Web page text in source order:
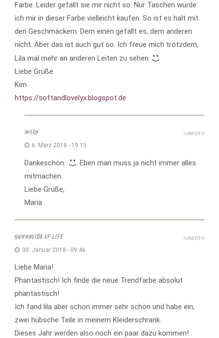
Farbe. Leider gefällt sie mir nicht so. Nur Taschen würde
ich mir in dieser Farbe vielleicht kaufen. So ist es halt mit
den Geschmäckern. Dem einen gefällt es, dem anderen
nicht. Aber das ist auch gut so. Ich freue mich trotzdem,
Lila mal mehr an anderen Leiten zu sehen
Liebe Grüße
Kim
https://softandlovelyx.blogspot.de
MARY
6. März 2018 - 19:15
Dankeschön.
Eben man muss ja nicht immer alles
mitmachen.
Liebe Grüße,
Maria
ANTWORTEN
SUNNYSIDE-OF-LIFE
30. Januar 2018 - 09:46
Liebe Maria!
Phantastisch! Ich finde die neue Trendfarbe absolut
phantastisch!
Ich fand lila aber schon immer sehr schön und habe ein,
zwei hübsche Teile in meinem Kleiderschrank.
Dieses Jahr werden also noch ein paar dazu kommen!
ANTWORTEN